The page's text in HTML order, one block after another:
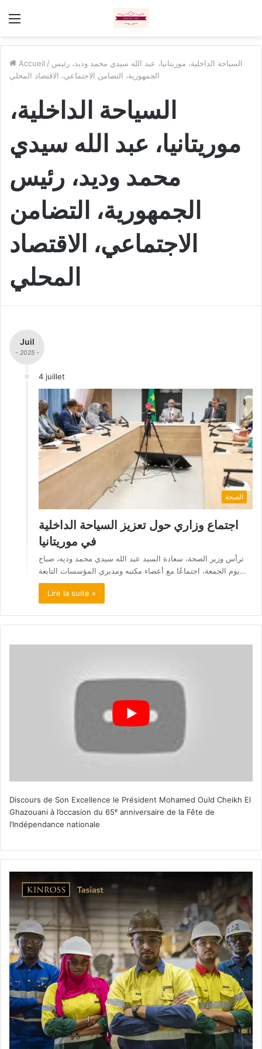
Menu
Accueil / السياحة الداخلية، موريتانيا، عبد الله سيدي محمد وديد، رئيس
الجمهورية، التضامن الاجتماعي، الاقتصاد المحلي
السياحة الداخلية،
موريتانيا، عبد الله سيدي
محمد وديد، رئيس
الجمهورية، التضامن
الاجتماعي، الاقتصاد
المحلي
Juil
- 2025 -
4 juillet
الصحة
اجتماع وزاري حول تعزيز السياحة الداخلية
في موريتانيا
ترأس وزير الصحة، سعادة السيد عبد الله سيدي محمد وديه، صباح
يوم الجمعة، اجتماعًا مع أعضاء مكتبه ومديري المؤسسات التابعة…
Lire la suite »
Discours de Son Excellence le Président Mohamed Ould Cheikh El
Ghazouani à l’occasion du 65ᵉ anniversaire de la Fête de
l’Indépendance nationale